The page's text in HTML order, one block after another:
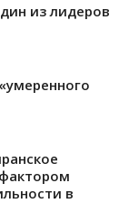
из лидеров
в